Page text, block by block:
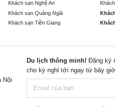
Khách sạn Nghệ An
Khách sạn Quảng Ngãi
Khách sạn Tiền Giang
Nội
Du lịch thông minh! Đăng ký
cho kỳ nghỉ tới ngay từ bây